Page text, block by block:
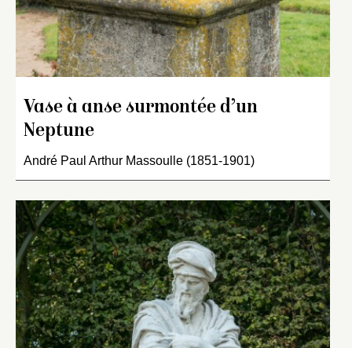
Vase à anse surmontée d’un
Neptune
André Paul Arthur Massoulle (1851-1901)